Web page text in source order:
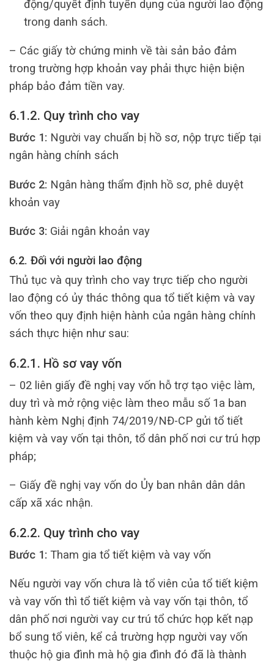
động/quyết định tuyển dụng của người lao động
trong danh sách.
– Các giấy tờ chứng minh về tài sản bảo đảm
trong trường hợp khoản vay phải thực hiện biện
pháp bảo đảm tiền vay.
6.1.2. Quy trình cho vay
Bước 1: Người vay chuẩn bị hồ sơ, nộp trực tiếp tại
ngân hàng chính sách
Bước 2: Ngân hàng thẩm định hồ sơ, phê duyệt
khoản vay
Bước 3: Giải ngân khoản vay
6.2. Đối với người lao động
Thủ tục và quy trình cho vay trực tiếp cho người
lao động có ủy thác thông qua tổ tiết kiệm và vay
vốn theo quy định hiện hành của ngân hàng chính
sách thực hiện như sau:
6.2.1. Hồ sơ vay vốn
– 02 liên giấy đề nghị vay vốn hỗ trợ tạo việc làm,
duy trì và mở rộng việc làm theo mẫu số 1a ban
hành kèm Nghị định 74/2019/NĐ-CP gửi tổ tiết
kiệm và vay vốn tại thôn, tổ dân phố nơi cư trú hợp
pháp;
– Giấy đề nghị vay vốn do Ủy ban nhân dân dân
cấp xã xác nhận.
6.2.2. Quy trình cho vay
Bước 1: Tham gia tổ tiết kiệm và vay vốn
Nếu người vay vốn chưa là tổ viên của tổ tiết kiệm
và vay vốn thì tổ tiết kiệm và vay vốn tại thôn, tổ
dân phố nơi người vay cư trú tổ chức họp kết nạp
bổ sung tổ viên, kể cả trường hợp người vay vốn
thuộc hộ gia đình mà hộ gia đình đó đã là thành